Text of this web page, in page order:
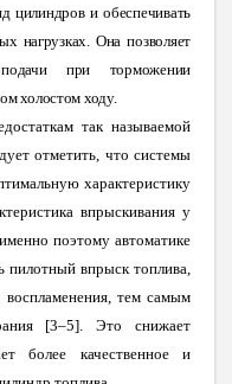
цилиндров и обеспечивать
нагрузках. Она позволяет
при торможении
холостом ходу.
так называемой
отметить, что системы
характеристику
впрыскивания у
поэтому автоматике
пилотный впрыск топлива,
тем самым
[3–5]. Это снижает
более качественное и